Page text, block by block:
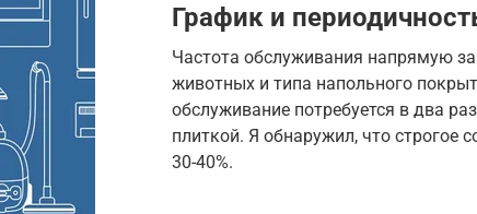
График и
Частота обслуживания напрямую
животных и типа напольного
обслуживание потребуется в два
плиткой. Я обнаружил, что строгое
30-40%.